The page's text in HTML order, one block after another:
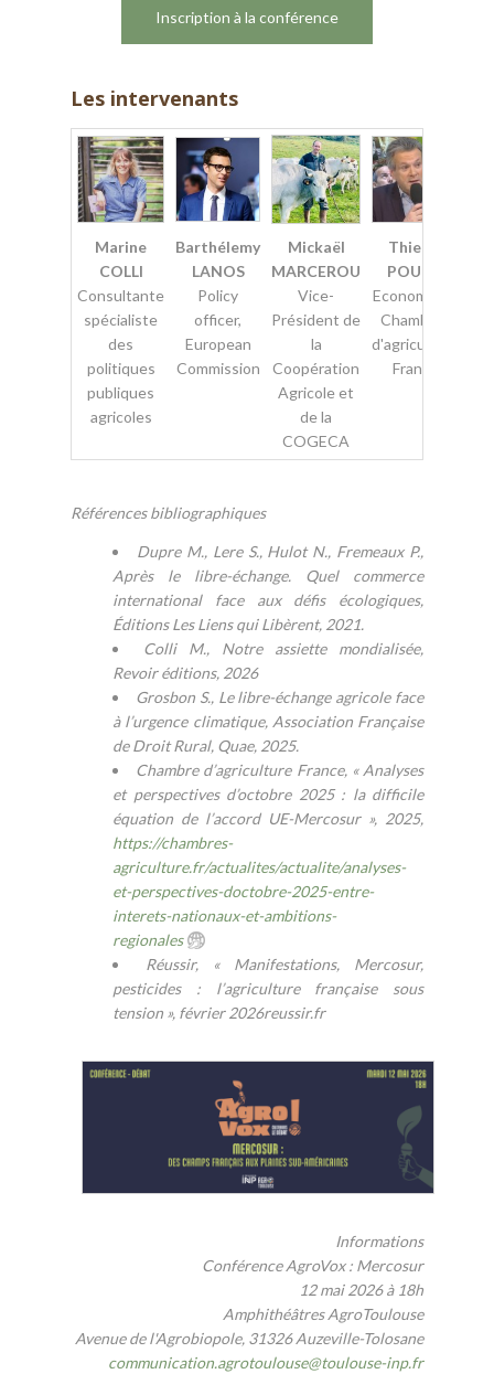
Inscription à la conférence
Les intervenants
Marine
COLLI
Consultante
spécialiste
des
politiques
publiques
agricoles
Barthélemy
LANOS
Policy
officer,
European
Commission
Mickaël
MARCEROU
Vice-
Président de
la
Coopération
Agricole et
de la
COGECA
Thierry
POUCH
Economiste,
Chambres
d'agriculture
France
Références bibliographiques
Dupre M., Lere S., Hulot N., Fremeaux P.,
Après le libre-échange. Quel commerce
international face aux défis écologiques,
Éditions Les Liens qui Libèrent, 2021.
Colli M., Notre assiette mondialisée,
Revoir éditions, 2026
Grosbon S., Le libre-échange agricole face
à l’urgence climatique, Association Française
de Droit Rural, Quae, 2025.
Chambre d’agriculture France, « Analyses
et perspectives d’octobre 2025 : la difficile
équation de l’accord UE-Mercosur », 2025,
https://chambres-
agriculture.fr/actualites/actualite/analyses-
et-perspectives-doctobre-2025-entre-
interets-nationaux-et-ambitions-
regionales
Réussir, « Manifestations, Mercosur,
pesticides : l’agriculture française sous
tension », février 2026reussir.fr
Informations
Conférence AgroVox : Mercosur
12 mai 2026 à 18h
Amphithéâtres AgroToulouse
Avenue de l'Agrobiopole, 31326 Auzeville-Tolosane
communication.agrotoulouse@toulouse-inp.fr